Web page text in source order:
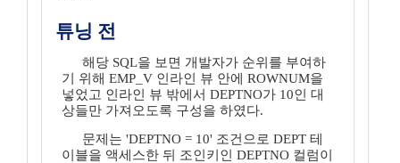
튜닝 전
해당 SQL을 보면 개발자가 순위를 부여하
기 위해 EMP_V 인라인 뷰 안에 ROWNUM을
넣었고 인라인 뷰 밖에서 DEPTNO가 10인 대
상들만 가져오도록 구성을 하였다.
문제는 'DEPTNO = 10' 조건으로 DEPT 테
이블을 액세스한 뒤 조인키인 DEPTNO 컬럼이